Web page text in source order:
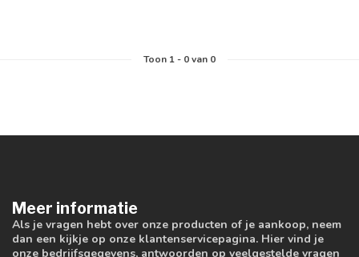
Toon 1- 0van 0
Meer informatie
Als je vragen hebt over onze producten of je aankoop, neem
dan een kijkje op onze klantenservicepagina. Hier vind je
onze bedrijfsgegevens, antwoorden op veelgestelde vragen